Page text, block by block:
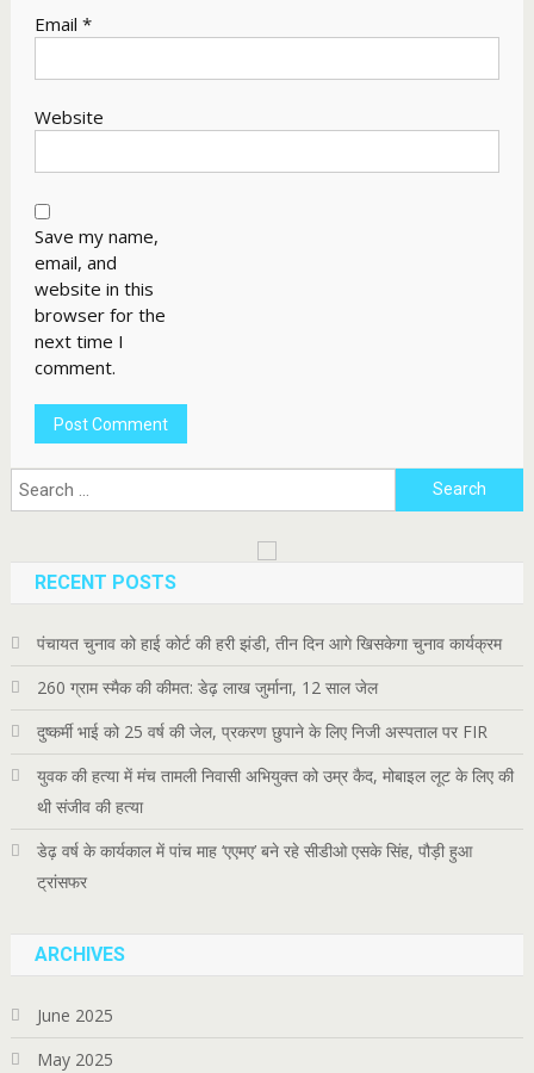
Email *
Website
Save my name,
email, and
website in this
browser for the
next time I
comment.
Search
for:
RECENT POSTS
पंचायत चुनाव को हाई कोर्ट की हरी झंडी, तीन दिन आगे खिसकेगा चुनाव कार्यक्रम
260 ग्राम स्मैक की कीमत: डेढ़ लाख जुर्माना, 12 साल जेल
दुष्कर्मी भाई को 25 वर्ष की जेल, प्रकरण छुपाने के लिए निजी अस्पताल पर FIR
युवक की हत्या में मंच तामली निवासी अभियुक्त को उम्र कैद, मोबाइल लूट के लिए की
थी संजीव की हत्या
डेढ़ वर्ष के कार्यकाल में पांच माह ‘एएमए’ बने रहे सीडीओ एसके सिंह, पौड़ी हुआ
ट्रांसफर
ARCHIVES
June 2025
May 2025